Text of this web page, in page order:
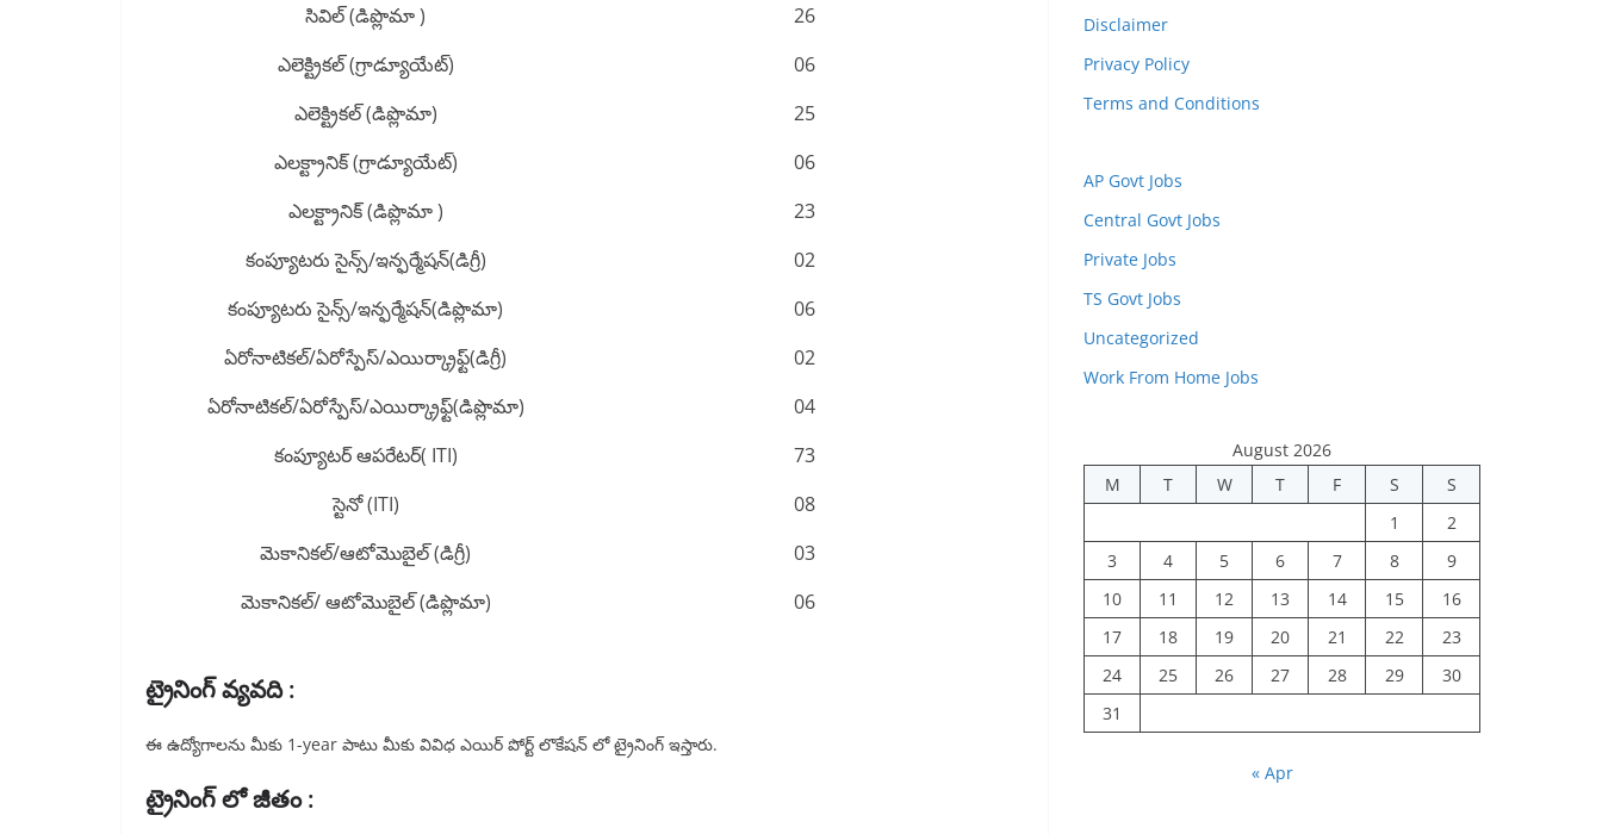
సివిల్ (డిప్లొమా )
26
ఎలెక్ట్రికల్ (గ్రాడ్యూయేట్)
06
ఎలెక్ట్రికల్ (డిప్లొమా)
25
ఎలక్ట్రానిక్ (గ్రాడ్యూయేట్)
06
ఎలక్ట్రానిక్ (డిప్లొమా )
23
కంప్యూటరు సైన్స్/ఇన్ఫర్మేషన్(డిగ్రీ)
02
కంప్యూటరు సైన్స్/ఇన్ఫర్మేషన్(డిప్లొమా)
06
ఏరోనాటికల్/ఏరోస్పేస్/ఎయిర్క్రాఫ్ట్(డిగ్రీ)
02
ఏరోనాటికల్/ఏరోస్పేస్/ఎయిర్క్రాఫ్ట్(డిప్లొమా)
04
కంప్యూటర్ ఆపరేటర్( ITI)
73
స్టెనో (ITI)
08
మెకానికల్/ఆటోమొబైల్ (డిగ్రీ)
03
మెకానికల్/ ఆటోమొబైల్ (డిప్లొమా)
06
ట్రైనింగ్ వ్యవది :
ఈ ఉద్యోగాలను మీకు 1-year పాటు మీకు వివిధ ఎయిర్ పోర్ట్ లొకేషన్ లో ట్రైనింగ్ ఇస్తారు.
ట్రైనింగ్ లో జీతం :
Disclaimer
Privacy Policy
Terms and Conditions
AP Govt Jobs
Central Govt Jobs
Private Jobs
TS Govt Jobs
Uncategorized
Work From Home Jobs
August 2026
M
T W T F S
S
1
2
3
4 5 6 7 8
9
10
11 12 13 14 15
16
17
18 19 20 21 22
23
24
25 26 27 28 29
30
31
« Apr